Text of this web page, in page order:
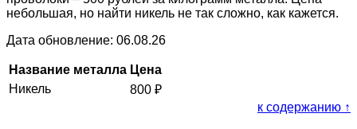
небольшая, но найти никель не так сложно, как кажется.
Дата обновление: 06.08.26
Название металла Цена
Никель
800 ₽
к содержанию ↑